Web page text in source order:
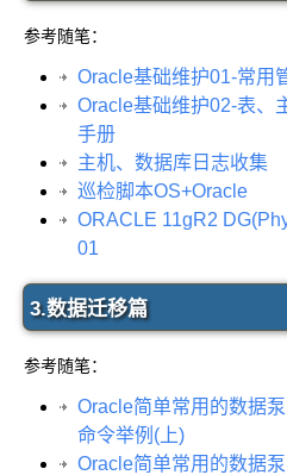
参考随笔：
Oracle基础维护01-常用
Oracle基础维护02-表、
手册
主机、数据库日志收集
巡检脚本OS+Oracle
ORACLE 11gR2
01
3.数据迁移篇
参考随笔：
Oracle简单常用的数据
命令举例(上)
Oracle简单常用的数据